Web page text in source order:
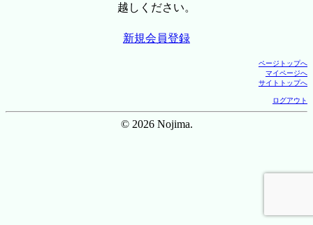
越しください。
新規会員登録
ページトップへ
マイページへ
サイトトップへ
ログアウト
© 2026 Nojima.